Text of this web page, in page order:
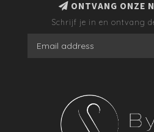
ONTVANG ONZE
Schrijf je in en ontvang